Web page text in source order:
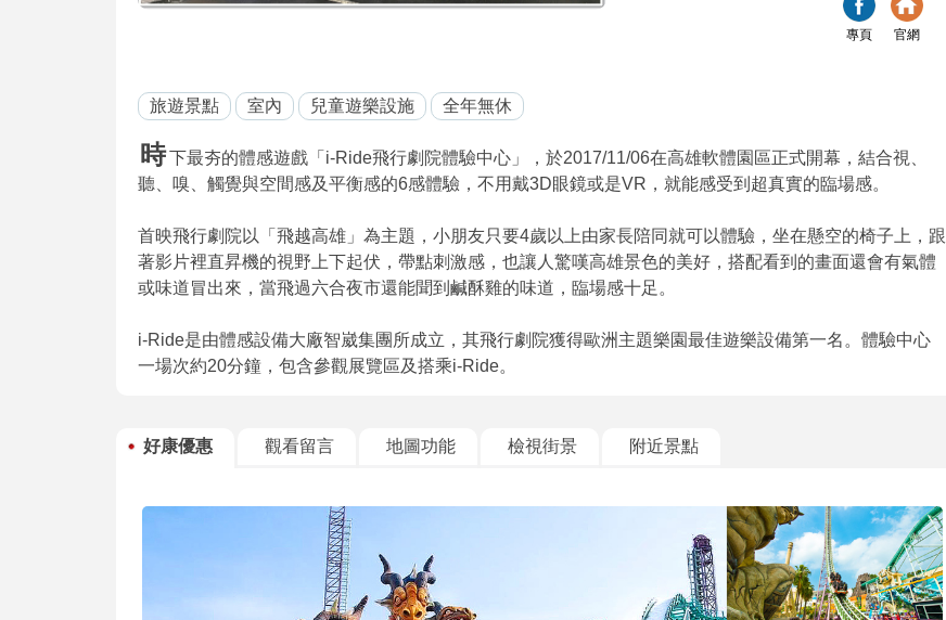
專頁 官網
旅遊景點 室內 兒童遊樂設施 全年無休
時下最夯的體感遊戲「i-Ride飛行劇院體驗中心」，於2017/11/06在高雄軟體園區正式開幕，結合視、
聽、嗅、觸覺與空間感及平衡感的6感體驗，不用戴3D眼鏡或是VR，就能感受到超真實的臨場感。
首映飛行劇院以「飛越高雄」為主題，小朋友只要4歲以上由家長陪同就可以體驗，坐在懸空的椅子上，跟
著影片裡直昇機的視野上下起伏，帶點刺激感，也讓人驚嘆高雄景色的美好，搭配看到的畫面還會有氣體
或味道冒出來，當飛過六合夜市還能聞到鹹酥雞的味道，臨場感十足。
i-Ride是由體感設備大廠智崴集團所成立，其飛行劇院獲得歐洲主題樂園最佳遊樂設備第一名。體驗中心
一場次約20分鐘，包含參觀展覽區及搭乘i-Ride。
好康優惠 觀看留言 地圖功能 檢視街景 附近景點